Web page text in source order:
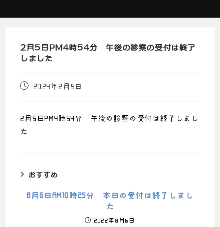
2月5日PM4時54分 午後の診察の受付は終了
しました
2024年2月5日
2月5日PM4時54分 午後の診察の受付は終了しまし
た
おすすめ
8月6日AM10時25分 本日の受付は終了しまし
た
2022年8月6日